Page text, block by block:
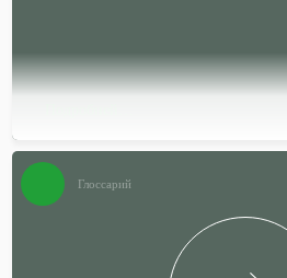
Глоссарий